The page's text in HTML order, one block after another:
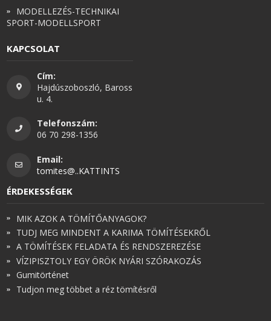
MODELLEZÉS-TECHNIKAI
SPORT-MODELLSPORT
KAPCSOLAT
Cím:
Hajdúszoboszló, Baross
u. 4.
Telefonszám:
06 70 298-1356
Email:
tomites@..KATTINTS
ÉRDEKESSÉGEK
MIK AZOK A TÖMÍTŐANYAGOK?
TUDJ MEG MINDENT A KARIMA TÖMÍTÉSEKRŐL
A TÖMÍTÉSEK FELADATA ÉS RENDSZEREZÉSE
VÍZIPISZTOLY EGY ÖRÖK NYÁRI SZÓRAKOZÁS
Gumitörténet
Tudjon meg többet a réz tömítésről